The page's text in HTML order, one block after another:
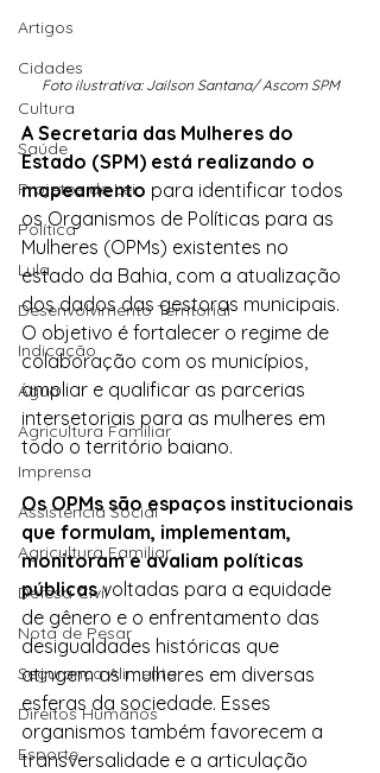
Artigos
Cidades
Cultura
Saúde
Projetos de Lei
Política
Lula
Desenvolvimento Territorial
Indicação
Água
Agricultura Familiar
Imprensa
Assistência Social
Agricultura Familiar
Defesa Civil
Nota de Pesar
Segurança Alimentar
Direitos Humanos
Esporte
Foto ilustrativa: Jailson Santana/ Ascom SPM
A Secretaria das Mulheres do
Estado (SPM) está realizando o
mapeamento para identificar todos
os Organismos de Políticas para as
Mulheres (OPMs) existentes no
estado da Bahia, com a atualização
dos dados das gestoras municipais.
O objetivo é fortalecer o regime de
colaboração com os municípios,
ampliar e qualificar as parcerias
intersetoriais para as mulheres em
todo o território baiano.
Os OPMs são espaços institucionais
que formulam, implementam,
monitoram e avaliam políticas
públicas voltadas para a equidade
de gênero e o enfrentamento das
desigualdades históricas que
atingem as mulheres em diversas
esferas da sociedade. Esses
organismos também favorecem a
transversalidade e a articulação